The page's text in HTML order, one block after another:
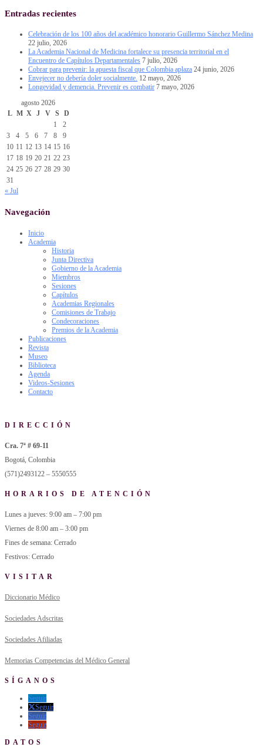
Entradas recientes
Celebración de los 100 años del académico honorario Guillermo Sánchez Medina
22 julio, 2026
La Academia Nacional de Medicina fortalece su presencia territorial en el
Encuentro de Capítulos Departamentales 7 julio, 2026
Cobrar para prevenir: la apuesta fiscal que Colombia aplaza 24 junio, 2026
Envejecer no debería doler socialmente. 12 mayo, 2026
Longevidad y demencia. Prevenir es combatir 7 mayo, 2026
agosto 2026
L M X J V S
D
1
2
3
4 5 6 7 8
9
10 11 12 13 14 15 16
17 18 19 20 21 22 23
24 25 26 27 28 29 30
31
« Jul
Navegación
Inicio
Academia
Historia
Junta Directiva
Gobierno de la Academia
Miembros
Sesiones
Capítulos
Academias Regionales
Comisiones de Trabajo
Condecoraciones
Premios de la Academia
Publicaciones
Revista
Museo
Biblioteca
Agenda
Videos-Sesiones
Contacto
DIRECCIÓN
Cra. 7ª # 69-11
Bogotá, Colombia
(571)2493122 – 5550555
HORARIOS DE ATENCIÓN
Lunes a jueves: 9:00 am – 7:00 pm
Viernes de 8:00 am – 3:00 pm
Fines de semana: Cerrado
Festivos: Cerrado
VISITAR
Diccionario Médico
Sociedades Adscritas
Sociedades Afiliadas
Memorias Competencias del Médico General
SÍGANOS
Seguir
Seguir
Seguir
Seguir
DATOS